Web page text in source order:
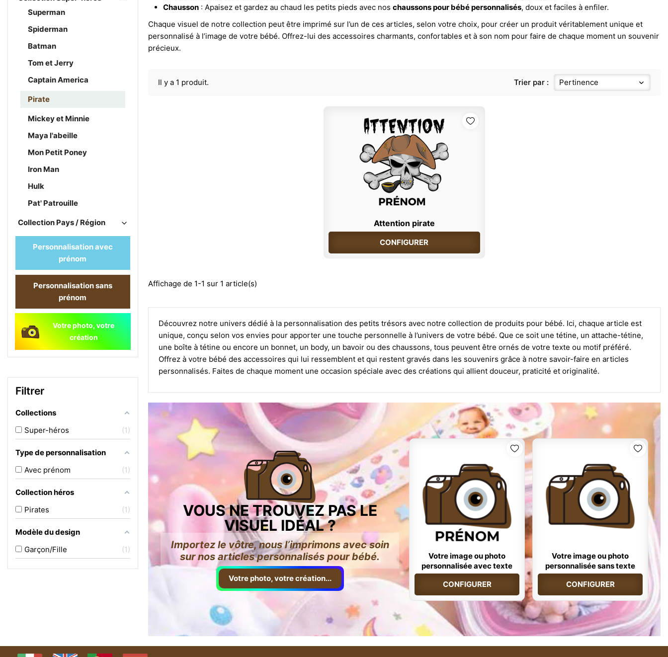
Superman
Spiderman
Batman
Tom et Jerry
Captain America
Pirate
Mickey et Minnie
Maya l'abeille
Mon Petit Poney
Iron Man
Hulk
Pat' Patrouille
Collection Pays / Région
Personnalisation avec
prénom
Personnalisation sans
prénom
Votre photo, votre
création
Filtrer
Collections
Super-héros
1
Type de personnalisation
Avec prénom
1
Collection héros
Pirates
1
Modèle du design
Garçon/Fille
1
Chausson: Apaisez et gardez au chaud les petits pieds avec nos chaussons pour bébé personnalisés, doux et faciles à enfiler.
Chaque visuel de notre collection peut être imprimé sur l’un de ces articles, selon votre choix, pour créer un produit véritablement unique et
personnalisé à l’image de votre bébé. Offrez-lui des accessoires charmants, confortables et à son nom pour faire de chaque moment un souvenir
précieux.
Il y a 1 produit. Trier par : Pertinence
Attention pirate
CONFIGURER
Affichage de 1-1 sur 1 article(s)
Découvrez notre univers dédié à la personnalisation des petits trésors avec notre collection de produits pour bébé. Ici, chaque article est
unique, conçu selon vos envies pour apporter une touche personnelle à l’univers de votre bébé. Que ce soit une tétine, un attache-tétine,
une boîte à tétine ou encore un bonnet, un body, un bavoir ou des chaussons, tous peuvent être ornés de votre texte ou motif préféré.
Offrez à votre bébé des accessoires qui lui ressemblent et qui restent gravés dans les souvenirs grâce à notre savoir-faire en articles
personnalisés. Faites de chaque moment une occasion spéciale avec des créations qui allient douceur, praticité et originalité.
VOUS NE TROUVEZ PAS LE
VISUEL IDÉAL ?
Importez le vôtre, nous l’imprimons avec soin
sur nos articles personnalisés pour bébé.
Votre photo, votre création...
Votre image ou photo
personnalisée avec texte
CONFIGURER
Votre image ou photo
personnalisée sans texte
CONFIGURER